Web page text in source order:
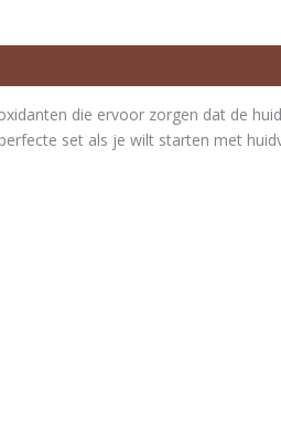
die ervoor zorgen dat de
set als je wilt starten met